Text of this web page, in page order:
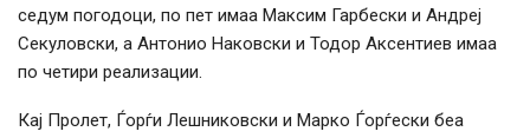
седум погодоци, по пет имаа Максим Гарбески и Андреј
Секуловски, а Антонио Наковски и Тодор Аксентиев имаа
по четири реализации.
Кај Пролет, Ѓорѓи Лешниковски и Марко Ѓорѓески беа